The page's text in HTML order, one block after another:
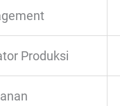
Produksi